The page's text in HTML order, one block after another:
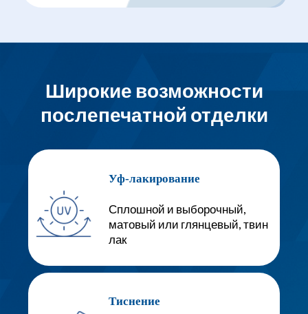
Широкие возможности
послепечатной отделки
Уф-лакирование
Сплошной и выборочный,
матовый или глянцевый, твин
лак
Тиснение